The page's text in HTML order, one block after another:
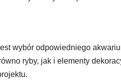
wybór odpowiedniego
ryby, jak i elementy